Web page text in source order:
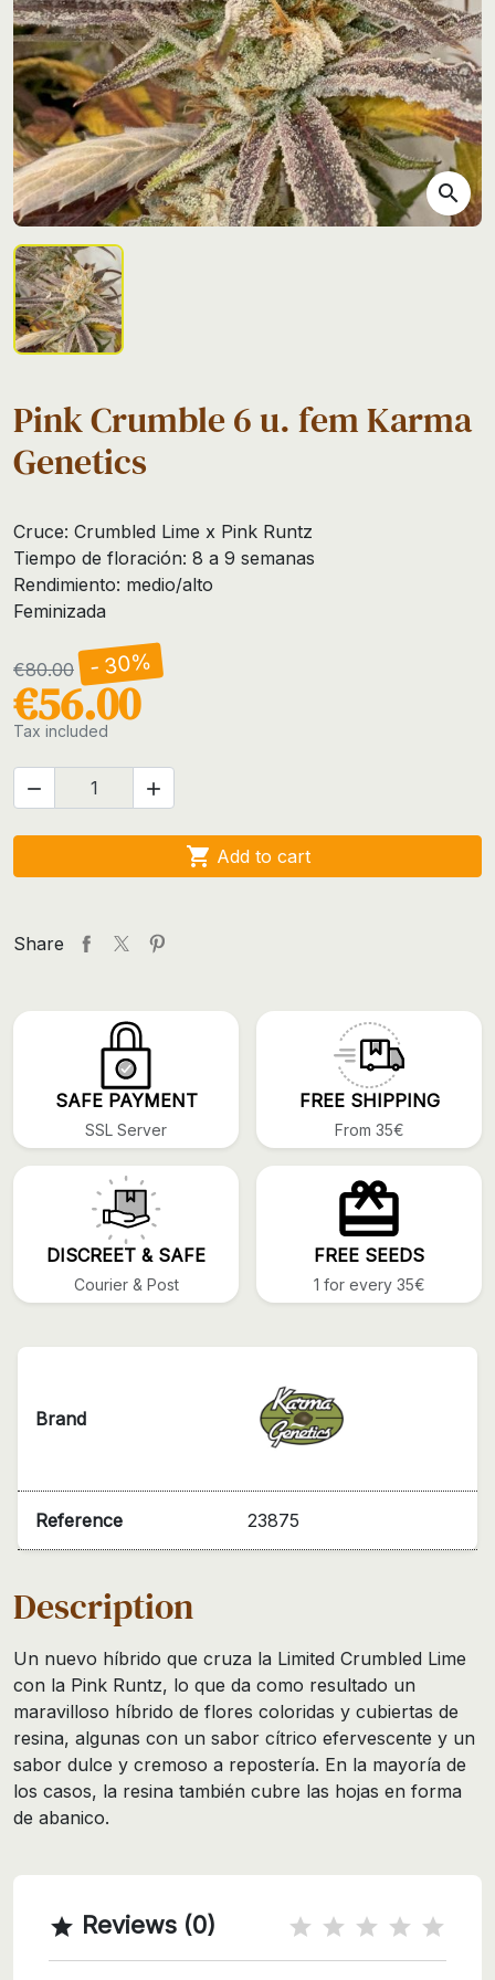
search
Pink Crumble 6 u. fem Karma
Genetics
Cruce: Crumbled Lime x Pink Runtz
Tiempo de floración: 8 a 9 semanas
Rendimiento: medio/alto
Feminizada
€80.00 - 30%
€56.00
Tax included
 
 Add to cart
Share
SAFE PAYMENT
SSL Server
FREE SHIPPING
From 35€
DISCREET & SAFE
Courier & Post
FREE SEEDS
1 for every 35€
Brand
Reference 23875
Description
Un nuevo híbrido que cruza la Limited Crumbled Lime
con la Pink Runtz, lo que da como resultado un
maravilloso híbrido de flores coloridas y cubiertas de
resina, algunas con un sabor cítrico efervescente y un
sabor dulce y cremoso a repostería. En la mayoría de
los casos, la resina también cubre las hojas en forma
de abanico.
 Reviews (0)